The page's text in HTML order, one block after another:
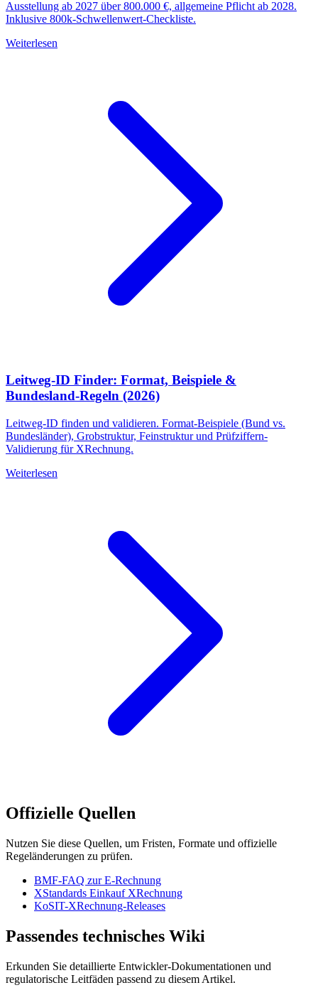
Ausstellung ab 2027 über 800.000 €, allgemeine Pflicht ab 2028.
Inklusive 800k-Schwellenwert-Checkliste.
Weiterlesen
Leitweg-ID Finder: Format, Beispiele &
Bundesland-Regeln (2026)
Leitweg-ID finden und validieren. Format-Beispiele (Bund vs.
Bundesländer), Grobstruktur, Feinstruktur und Prüfziffern-
Validierung für XRechnung.
Weiterlesen
Offizielle Quellen
Nutzen Sie diese Quellen, um Fristen, Formate und offizielle
Regeländerungen zu prüfen.
BMF-FAQ zur E-Rechnung
XStandards Einkauf XRechnung
KoSIT-XRechnung-Releases
Passendes technisches Wiki
Erkunden Sie detaillierte Entwickler-Dokumentationen und
regulatorische Leitfäden passend zu diesem Artikel.